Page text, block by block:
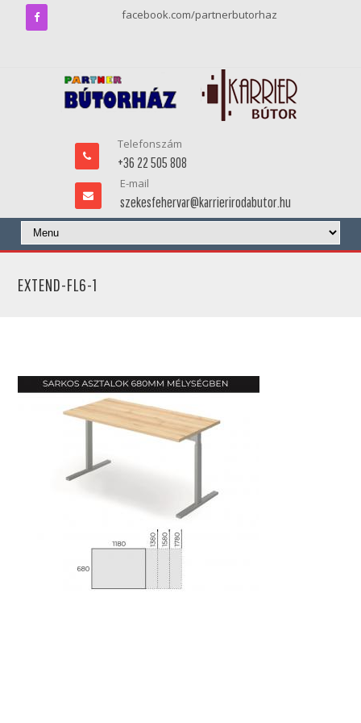
facebook.com/partnerbutorhaz
Telefonszám
+36 22 505 808
E-mail
szekesfehervar@karrierirodabutor.hu
EXTEND-FL6-1